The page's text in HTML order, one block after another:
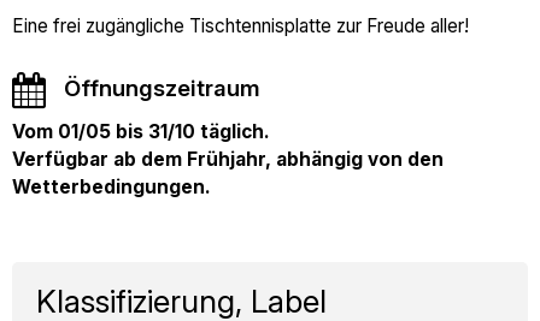
Eine frei zugängliche Tischtennisplatte zur Freude aller!
Öffnungszeitraum
Vom 01/05 bis 31/10 täglich.
Verfügbar ab dem Frühjahr, abhängig von den
Wetterbedingungen.
Klassifizierung, Label